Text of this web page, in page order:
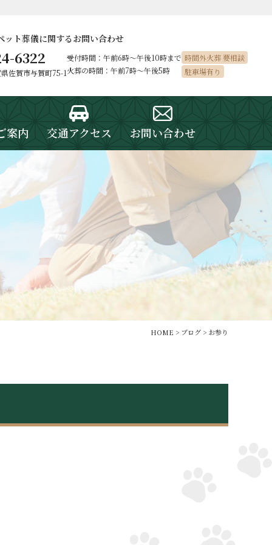
ット葬儀に関するお問い合わせ
6322
佐賀市与賀町75-1
受付時間：午前6時〜午後10時まで
火葬の時間：午前7時～午後5時
時間外火葬 要相談
駐車場有り
案内 交通アクセス お問い合わせ
HOME > ブログ > お参り